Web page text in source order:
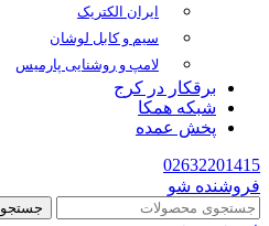
ایران الکتریک
سیم و کابل لوشان
لامپ و روشنایی پارمیس
برقکار در کرج
شبکه همکا
پخش عمده
02632201415
فروشنده شو
جستجو